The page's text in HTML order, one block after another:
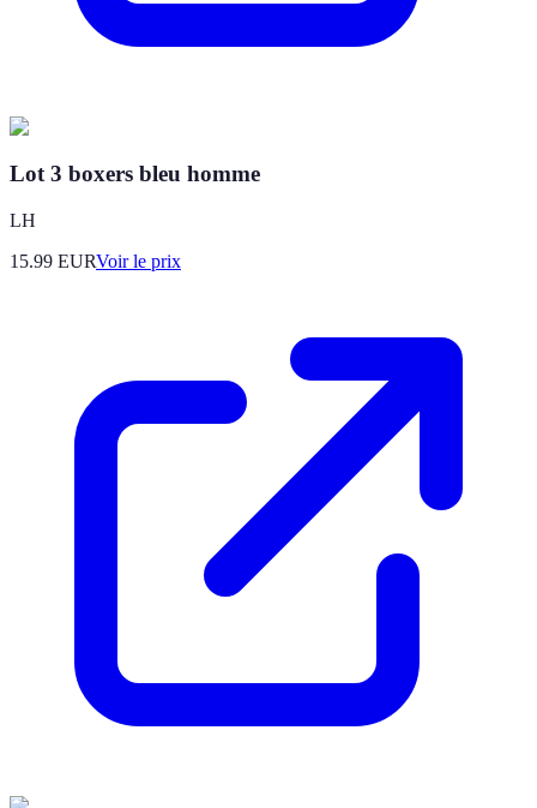
Lot 3 boxers bleu homme
LH
15.99 EURVoir le prix